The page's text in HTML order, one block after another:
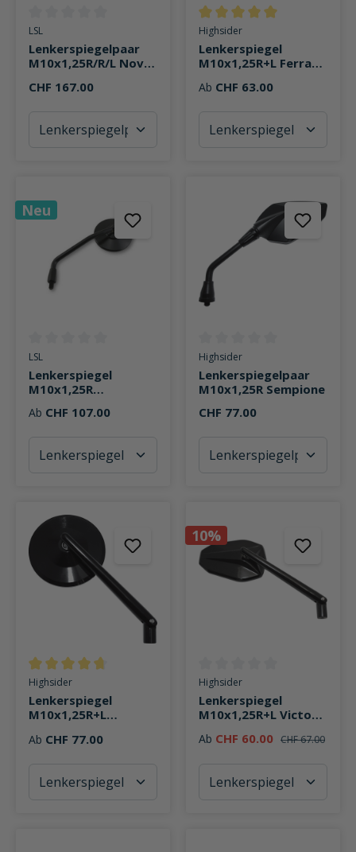
Durchschnittliche Bewertung von 0 von 5 Sternen
LSL
Lenkerspiegelpaar
M10x1,25R/R/L Nova-
CHF 167.00
Durchschnittliche Bewertung
Highsider
Lenkerspiegel
M10x1,25R+L Ferrara
Ab CHF 63.00
Neu
Durchschnittliche Bewertung von 0 von 5 Sternen
LSL
Lenkerspiegel
M10x1,25R
Ab CHF 107.00
Durchschnittliche Bewertung
Highsider
Lenkerspiegelpaar
M10x1,25R Sempione
CHF 77.00
Durchschnittliche Bewertung von 4.6 von 5 Sternen
Highsider
Lenkerspiegel
M10x1,25R+L
Ø102mm
Ab CHF 77.00
10%
Durchschnittliche Bewertung
Highsider
Lenkerspiegel
M10x1,25R+L Victory
Ab CHF 60.00 CHF 67.00